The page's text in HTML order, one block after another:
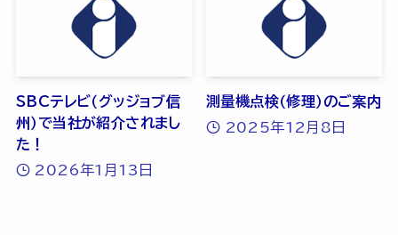
SBCテレビ（グッジョブ信
州）で当社が紹介されまし
た！
2026年1月13日
測量機点検（修理）のご案内
2025年12月8日